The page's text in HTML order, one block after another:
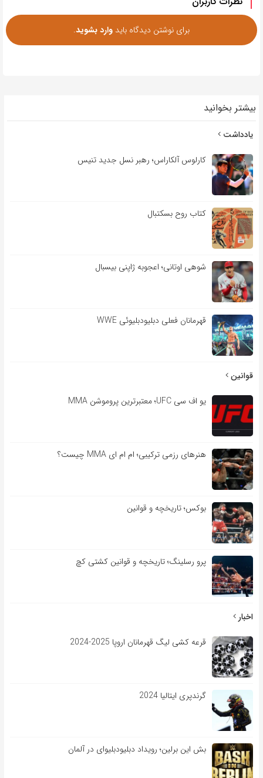
برای نوشتن دیدگاه باید وارد بشوید.
بیشتر بخوانید
یادداشت
کارلوس آلکاراس؛ رهبر نسل جدید تنیس
کتاب روح بسکتبال
شوهی اوتانی؛ اعجوبه ژاپنی بیسبال
قهرمانان فعلی دبلیودبلیوئی WWE
قوانین
یو اف سی UFC؛ معتبرترین پروموشن MMA
هنرهای رزمی ترکیبی؛ ام ام ای MMA چیست؟
بوکس؛ تاریخچه و قوانین
پرو رسلینگ؛ تاریخچه و قوانین کشتی کچ
اخبار
قرعه کشی لیگ قهرمانان اروپا 2025-2024
گرندپری ایتالیا 2024
بش این برلین؛ رویداد دبلیودبلیوای در آلمان